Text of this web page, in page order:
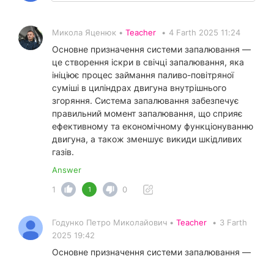
Микола Яценюк • Teacher • 4 Farth 2025 11:24
Основне призначення системи запалювання —
це створення іскри в свічці запалювання, яка
ініціює процес займання паливо-повітряної
суміші в циліндрах двигуна внутрішнього
згоряння. Система запалювання забезпечує
правильний момент запалювання, що сприяє
ефективному та економічному функціонуванню
двигуна, а також зменшує викиди шкідливих
газів.
Answer
1
1 0
Годунко Петро Миколайович • Teacher • 3 Farth
2025 19:42
Основне призначення системи запалювання —